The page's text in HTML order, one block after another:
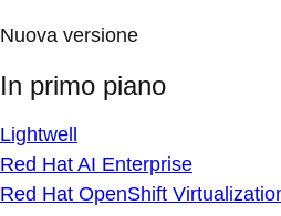
Nuova versione
In primo piano
Lightwell
Red Hat AI Enterprise
Red Hat OpenShift